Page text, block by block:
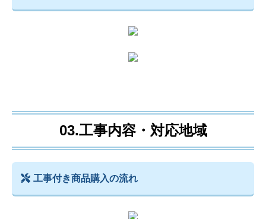
03.工事内容・対応地域
工事付き商品購入の流れ